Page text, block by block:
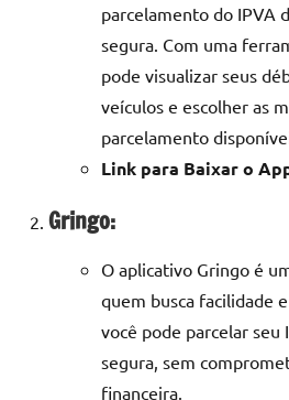
parcelamento do IPVA
segura. Com uma
pode visualizar seus
veículos e escolher as
parcelamento
Link para Baixar o
Gringo:
O aplicativo Gringo é
quem busca facilidade
você pode parcelar seu
segura, sem
financeira.